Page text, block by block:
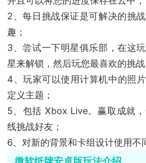
2、每日挑战保证是可解决的挑
趣；
3、尝试一下明星俱乐部，在这
星来解锁，然后玩您最喜欢的挑战
4、玩家可以使用计算机中的照
定义主题；
5、包括 Xbox Live。赢取成就
线挑战好友；
6、对新的背景和卡组设计使用不